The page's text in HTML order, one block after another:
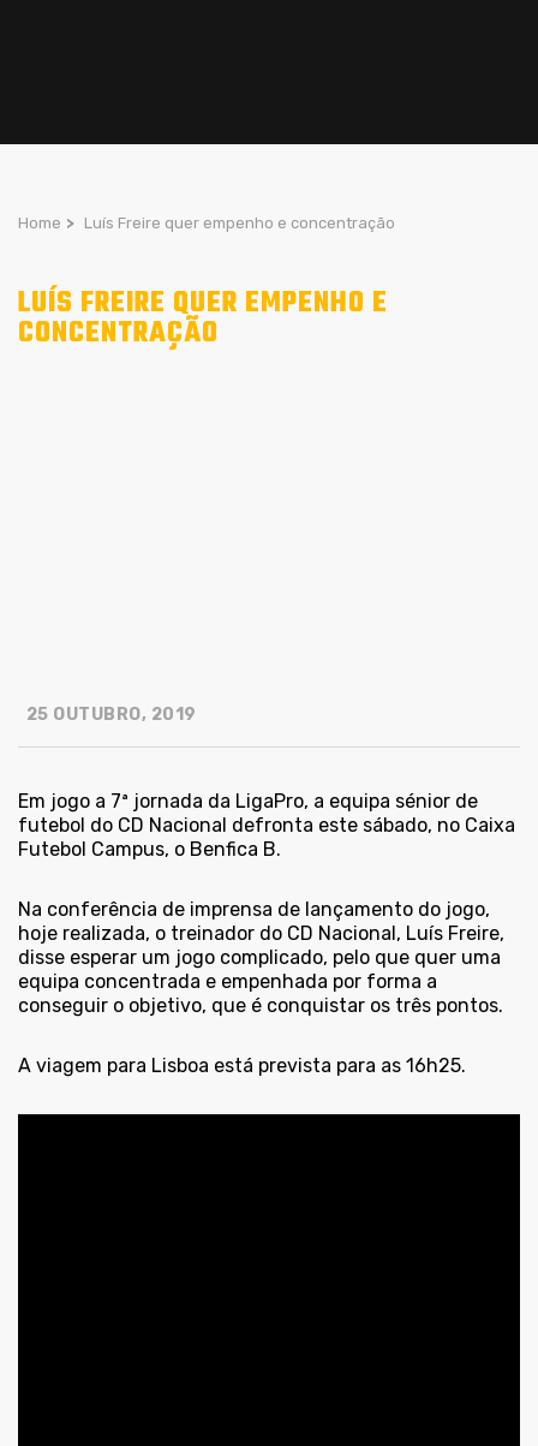
Home > Luís Freire quer empenho e concentração
LUÍS FREIRE QUER EMPENHO E
CONCENTRAÇÃO
25 OUTUBRO, 2019
Em jogo a 7ª jornada da LigaPro, a equipa sénior de
futebol do CD Nacional defronta este sábado, no Caixa
Futebol Campus, o Benfica B.
Na conferência de imprensa de lançamento do jogo,
hoje realizada, o treinador do CD Nacional, Luís Freire,
disse esperar um jogo complicado, pelo que quer uma
equipa concentrada e empenhada por forma a
conseguir o objetivo, que é conquistar os três pontos.
A viagem para Lisboa está prevista para as 16h25.